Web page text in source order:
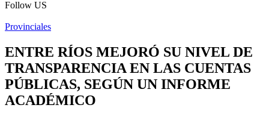
Follow US
Provinciales
ENTRE RÍOS MEJORÓ SU NIVEL DE
TRANSPARENCIA EN LAS CUENTAS
PÚBLICAS, SEGÚN UN INFORME
ACADÉMICO